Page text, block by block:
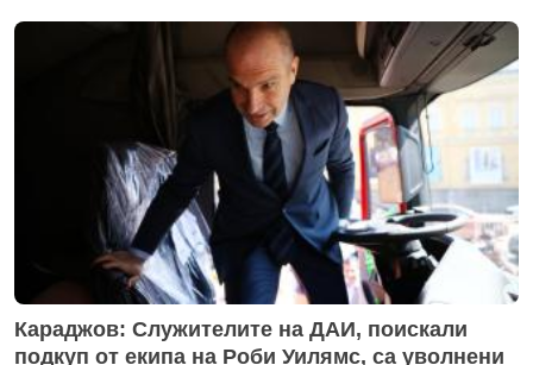
Караджов: Служителите на ДАИ, поискали
подкуп от екипа на Роби Уилямс, са уволнени